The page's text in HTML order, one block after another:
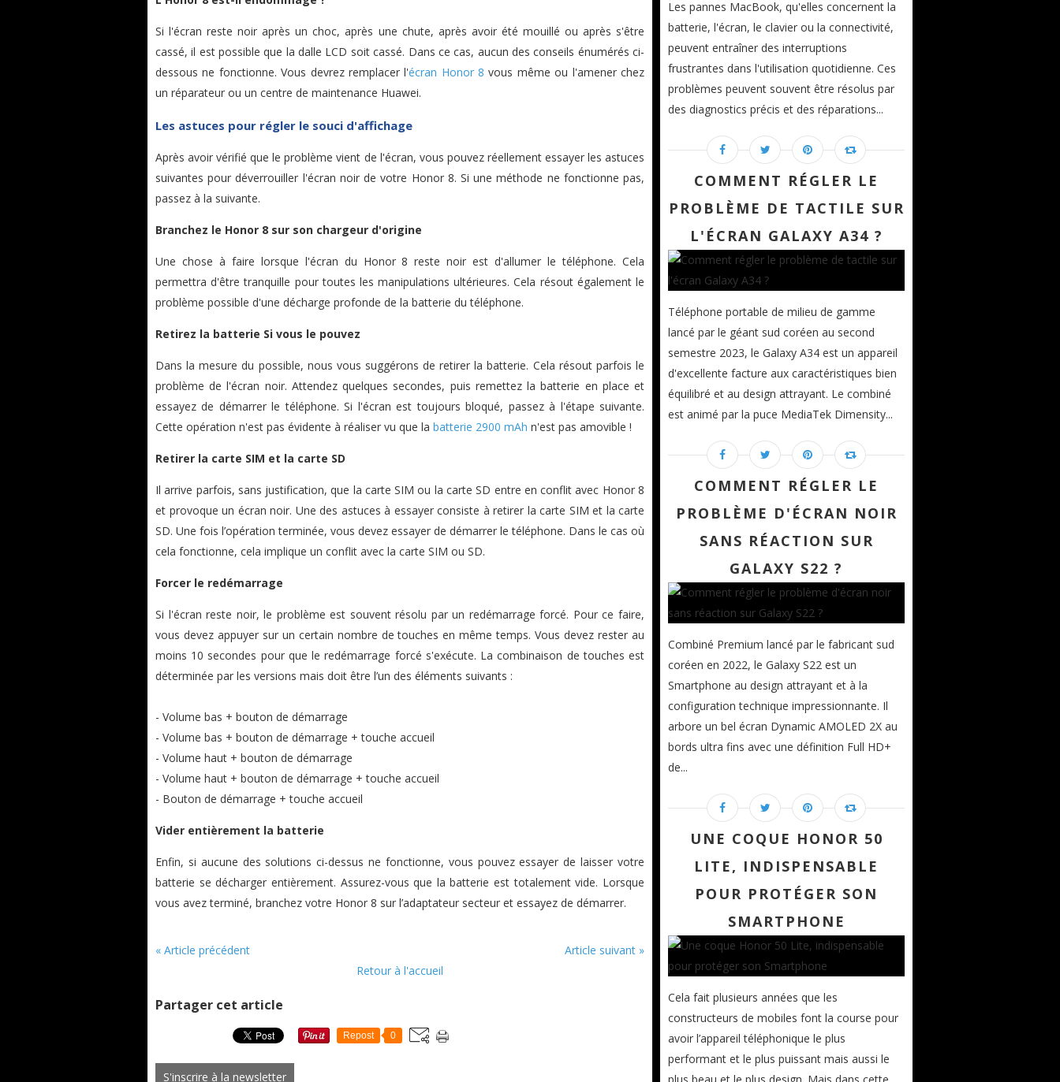
Si l'écran reste noir après un choc, après une chute, après avoir été mouillé ou après s'être
cassé, il est possible que la dalle LCD soit cassé. Dans ce cas, aucun des conseils énumérés ci-
dessous ne fonctionne. Vous devrez remplacer l'écran Honor 8 vous même ou l'amener chez
un réparateur ou un centre de maintenance Huawei.
Les astuces pour régler le souci d'affichage
Après avoir vérifié que le problème vient de l'écran, vous pouvez réellement essayer les astuces
suivantes pour déverrouiller l'écran noir de votre Honor 8. Si une méthode ne fonctionne pas,
passez à la suivante.
Branchez le Honor 8 sur son chargeur d'origine
Une chose à faire lorsque l'écran du Honor 8 reste noir est d'allumer le téléphone. Cela
permettra d'être tranquille pour toutes les manipulations ultérieures. Cela résout également le
problème possible d'une décharge profonde de la batterie du téléphone.
Retirez la batterie Si vous le pouvez
Dans la mesure du possible, nous vous suggérons de retirer la batterie. Cela résout parfois le
problème de l'écran noir. Attendez quelques secondes, puis remettez la batterie en place et
essayez de démarrer le téléphone. Si l'écran est toujours bloqué, passez à l'étape suivante.
Cette opération n'est pas évidente à réaliser vu que la batterie 2900 mAh n'est pas amovible !
Retirer la carte SIM et la carte SD
Il arrive parfois, sans justification, que la carte SIM ou la carte SD entre en conflit avec Honor 8
et provoque un écran noir. Une des astuces à essayer consiste à retirer la carte SIM et la carte
SD. Une fois l’opération terminée, vous devez essayer de démarrer le téléphone. Dans le cas où
cela fonctionne, cela implique un conflit avec la carte SIM ou SD.
Forcer le redémarrage
Si l'écran reste noir, le problème est souvent résolu par un redémarrage forcé. Pour ce faire,
vous devez appuyer sur un certain nombre de touches en même temps. Vous devez rester au
moins 10 secondes pour que le redémarrage forcé s'exécute. La combinaison de touches est
déterminée par les versions mais doit être l’un des éléments suivants :
- Volume bas + bouton de démarrage
- Volume bas + bouton de démarrage + touche accueil
- Volume haut + bouton de démarrage
- Volume haut + bouton de démarrage + touche accueil
- Bouton de démarrage + touche accueil
Vider entièrement la batterie
Enfin, si aucune des solutions ci-dessus ne fonctionne, vous pouvez essayer de laisser votre
batterie se décharger entièrement. Assurez-vous que la batterie est totalement vide. Lorsque
vous avez terminé, branchez votre Honor 8 sur l’adaptateur secteur et essayez de démarrer.
« Article précédent
Article suivant »
Retour à l'accueil
Partager cet article
Repost 0
S'inscrire à la newsletter
Les pannes MacBook, qu'elles concernent la
batterie, l'écran, le clavier ou la connectivité,
peuvent entraîner des interruptions
frustrantes dans l'utilisation quotidienne. Ces
problèmes peuvent souvent être résolus par
des diagnostics précis et des réparations...
COMMENT RÉGLER LE
PROBLÈME DE TACTILE SUR
L'ÉCRAN GALAXY A34 ?
Téléphone portable de milieu de gamme
lancé par le géant sud coréen au second
semestre 2023, le Galaxy A34 est un appareil
d'excellente facture aux caractéristiques bien
équilibré et au design attrayant. Le combiné
est animé par la puce MediaTek Dimensity...
COMMENT RÉGLER LE
PROBLÈME D'ÉCRAN NOIR
SANS RÉACTION SUR
GALAXY S22 ?
Combiné Premium lancé par le fabricant sud
coréen en 2022, le Galaxy S22 est un
Smartphone au design attrayant et à la
configuration technique impressionnante. Il
arbore un bel écran Dynamic AMOLED 2X au
bords ultra fins avec une définition Full HD+
de...
UNE COQUE HONOR 50
LITE, INDISPENSABLE
POUR PROTÉGER SON
SMARTPHONE
Cela fait plusieurs années que les
constructeurs de mobiles font la course pour
avoir l’appareil téléphonique le plus
performant et le plus puissant mais aussi le